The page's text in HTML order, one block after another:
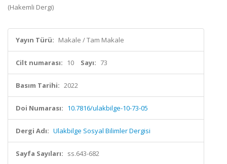
(Hakemli Dergi)
Yayın Türü: Makale / Tam Makale
Cilt numarası: 10 Sayı: 73
Basım Tarihi: 2022
Doi Numarası: 10.7816/ulakbilge-10-73-05
Dergi Adı: Ulakbilge Sosyal Bilimler Dergisi
Sayfa Sayıları: ss.643-682